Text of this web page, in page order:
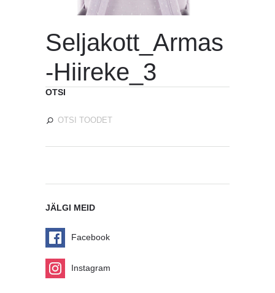
Seljakott_Armas
-Hiireke_3
OTSI
JÄLGI MEID
Facebook
Instagram